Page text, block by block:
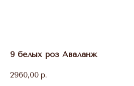
9 белых роз Аваланж
2960,00 р.